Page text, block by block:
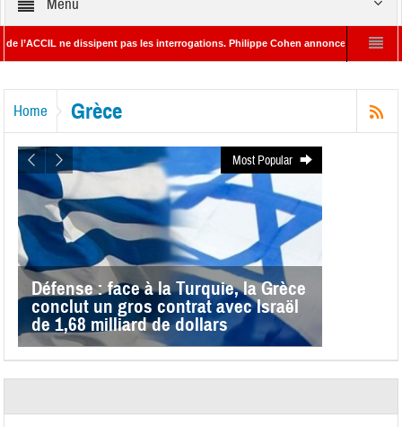
Menu
ne dissipent pas les interrogations. Philippe Cohen annonce se réserver le
Home Grèce
Most Popular
Défense : face à la Turquie, la Grèce
conclut un gros contrat avec Israël
de 1,68 milliard de dollars